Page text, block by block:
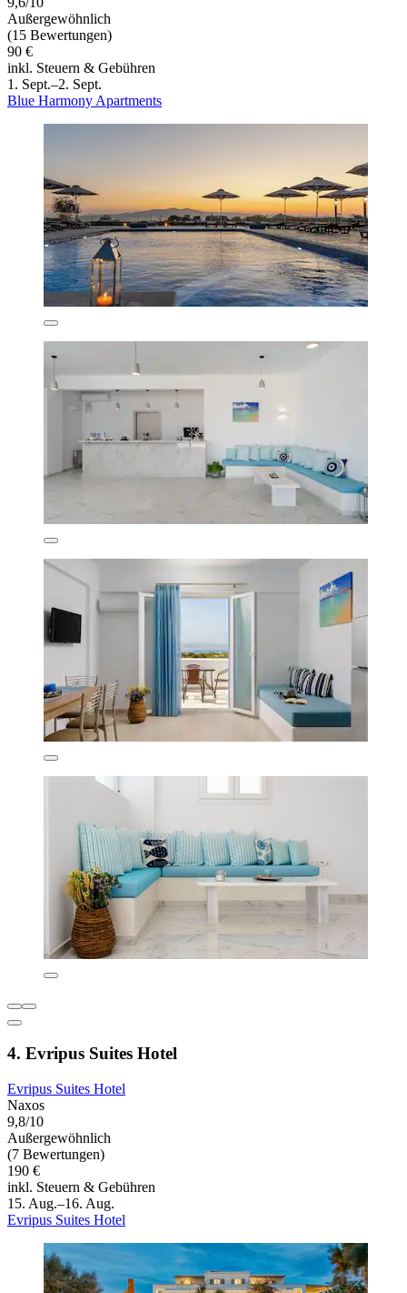
Außergewöhnlich
(15 Bewertungen)
90 €
inkl. Steuern & Gebühren
1. Sept.–2. Sept.
Blue Harmony Apartments
4. Evripus Suites Hotel
Evripus Suites Hotel
Naxos
9,8/10
Außergewöhnlich
(7 Bewertungen)
190 €
inkl. Steuern & Gebühren
15. Aug.–16. Aug.
Evripus Suites Hotel